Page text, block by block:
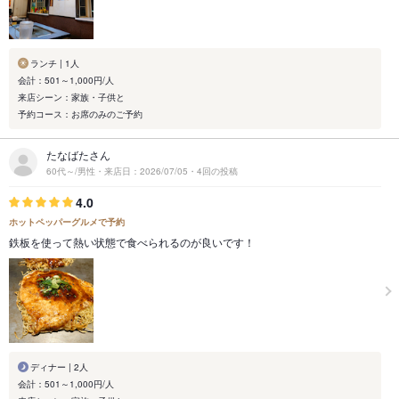
ランチ | 1人
会計：501～1,000円/人
来店シーン：家族・子供と
予約コース：お席のみのご予約
たなばたさん
60代～/男性・来店日：2026/07/05・4回の投稿
4.0
ホットペッパーグルメで予約
鉄板を使って熱い状態で食べられるのが良いです！
ディナー | 2人
会計：501～1,000円/人